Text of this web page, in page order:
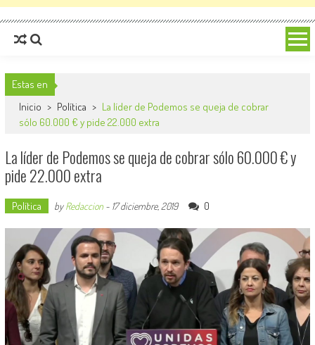
Estas en
Inicio > Política > La líder de Podemos se queja de cobrar
sólo 60.000 € y pide 22.000 extra
La líder de Podemos se queja de cobrar sólo 60.000 € y
pide 22.000 extra
Política byRedaccion- 17 diciembre, 2019 0